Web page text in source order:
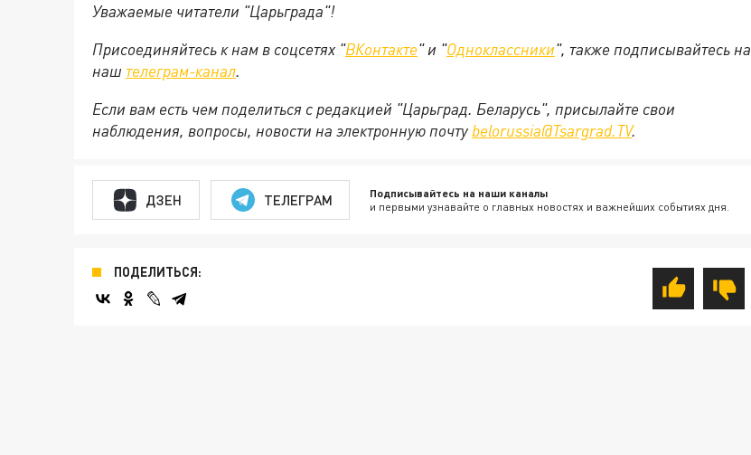
Уважаемые читатели "Царьграда"!
Присоединяйтесь к нам в соцсетях "ВКонтакте" и "Одноклассники", также подписывайтесь на
наш телеграм-канал.
Если вам есть чем поделиться с редакцией "Царьград. Беларусь", присылайте свои
наблюдения, вопросы, новости на электронную почту belorussia@Tsargrad.TV.
ДЗЕН ТЕЛЕГРАМ Подписывайтесь на наши каналы
и первыми узнавайте о главных новостях и важнейших событиях дня.
ПОДЕЛИТЬСЯ: